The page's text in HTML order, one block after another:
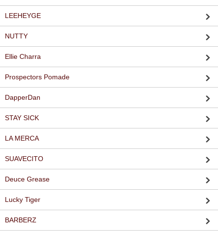
LEEHEYGE
NUTTY
Ellie Charra
Prospectors Pomade
DapperDan
STAY SICK
LA MERCA
SUAVECITO
Deuce Grease
Lucky Tiger
BARBERZ